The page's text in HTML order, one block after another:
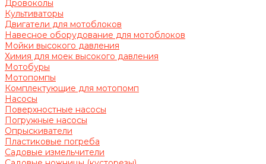
Дровоколы
Культиваторы
Двигатели для мотоблоков
Навесное оборудование для мотоблоков
Мойки высокого давления
Химия для моек высокого давления
Мотобуры
Мотопомпы
Комплектующие для мотопомп
Насосы
Поверхностные насосы
Погружные насосы
Опрыскиватели
Пластиковые погреба
Садовые измельчители